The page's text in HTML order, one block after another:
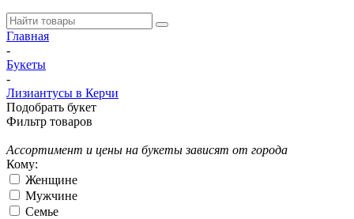
Главная
-
Букеты
-
Лизиантусы в Керчи
Подобрать букет
Фильтр товаров
Ассортимент и цены на букеты зависят от города
Кому:
Женщине
Мужчине
Семье